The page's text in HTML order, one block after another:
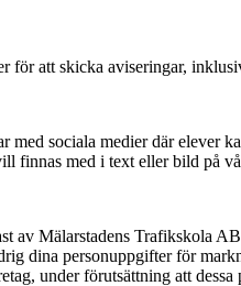
för att skicka aviseringar,
med sociala medier där
finnas med i text eller bild på
av Mälarstadens Trafikskola
dina personuppgifter för
under förutsättning att